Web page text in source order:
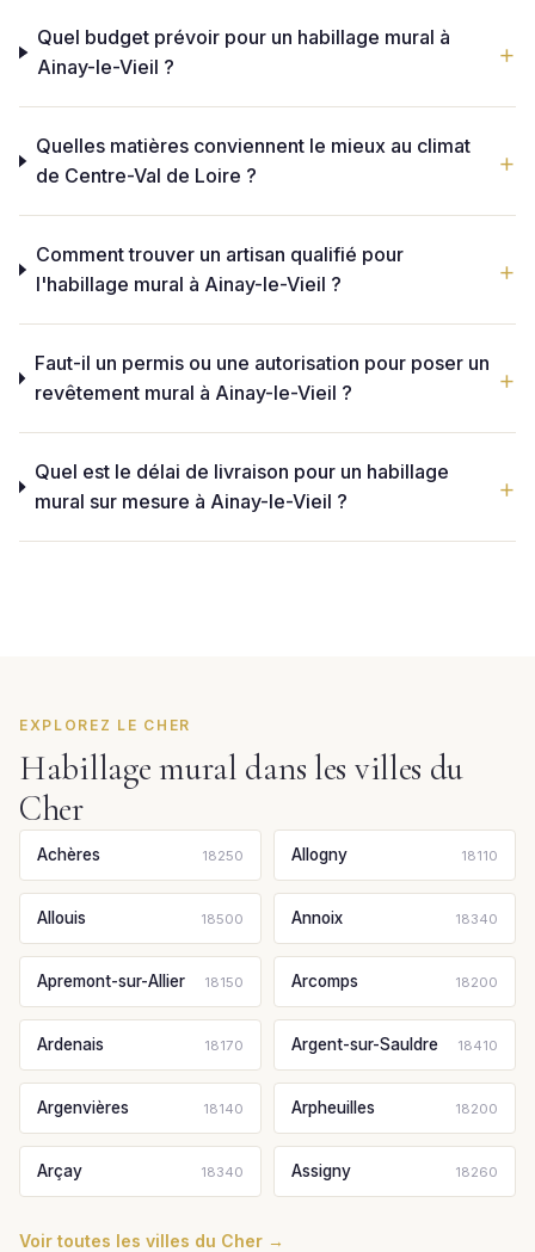
Quel budget prévoir pour un habillage mural à
Ainay-le-Vieil ?
Quelles matières conviennent le mieux au climat
de Centre-Val de Loire ?
Comment trouver un artisan qualifié pour
l'habillage mural à Ainay-le-Vieil ?
Faut-il un permis ou une autorisation pour poser un
revêtement mural à Ainay-le-Vieil ?
Quel est le délai de livraison pour un habillage
mural sur mesure à Ainay-le-Vieil ?
EXPLOREZ LE CHER
Habillage mural dans les villes du
Cher
Achères 18250 Allogny 18110
Allouis 18500 Annoix 18340
Apremont-sur-Allier 18150 Arcomps 18200
Ardenais 18170 Argent-sur-Sauldre 18410
Argenvières 18140 Arpheuilles 18200
Arçay 18340 Assigny 18260
Voir toutes les villes du Cher →